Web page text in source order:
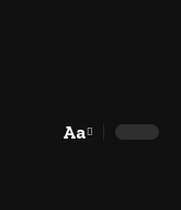
Font
Aa